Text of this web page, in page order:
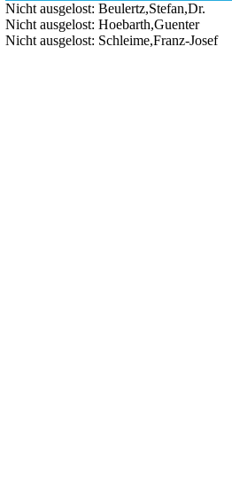
Nicht ausgelost: Beulertz,Stefan,Dr.
Nicht ausgelost: Hoebarth,Guenter
Nicht ausgelost: Schleime,Franz-Josef